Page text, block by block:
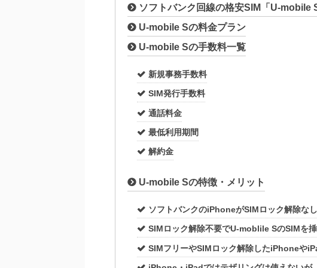
ソフトバンク回線の格安SIM「U-mobile
U-mobile Sの料金プラン
U-mobile Sの手数料一覧
新規事務手数料
SIM発行手数料
通話料金
最低利用期間
解約金
U-mobile Sの特徴・メリット
ソフトバンクのiPhoneがSIMロック解除な
SIMロック解除不要でU-moblile SのSIMを
SIMフリーやSIMロック解除したiPhoneや